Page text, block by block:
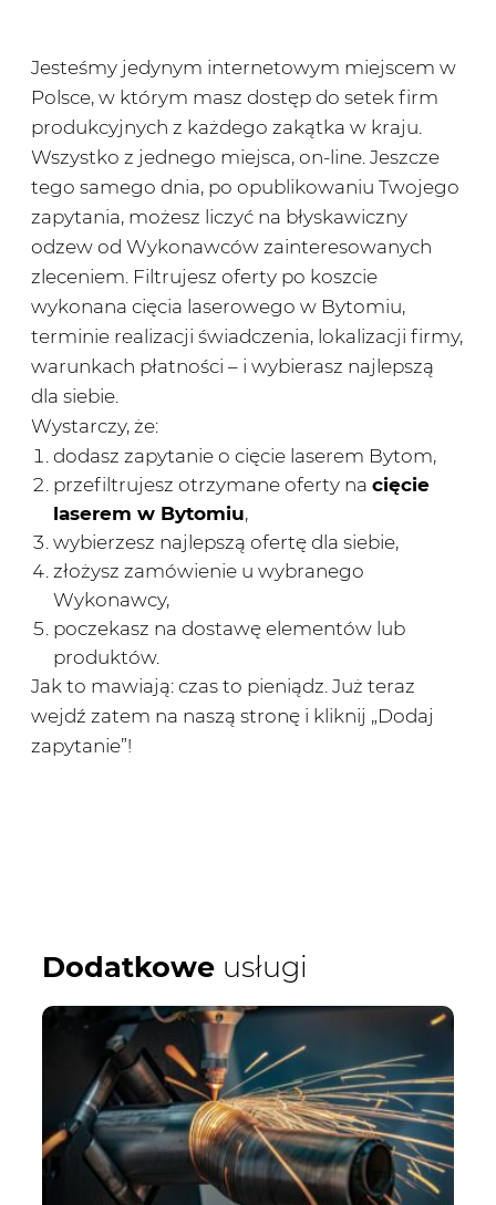
Jesteśmy jedynym internetowym miejscem w
Polsce, w którym masz dostęp do setek firm
produkcyjnych z każdego zakątka w kraju.
Wszystko z jednego miejsca, on-line. Jeszcze
tego samego dnia, po opublikowaniu Twojego
zapytania, możesz liczyć na błyskawiczny
odzew od Wykonawców zainteresowanych
zleceniem. Filtrujesz oferty po koszcie
wykonana cięcia laserowego w Bytomiu,
terminie realizacji świadczenia, lokalizacji firmy,
warunkach płatności – i wybierasz najlepszą
dla siebie.
Wystarczy, że:
dodasz zapytanie o cięcie laserem Bytom,
przefiltrujesz otrzymane oferty na cięcie
laserem w Bytomiu,
wybierzesz najlepszą ofertę dla siebie,
złożysz zamówienie u wybranego
Wykonawcy,
poczekasz na dostawę elementów lub
produktów.
Jak to mawiają: czas to pieniądz. Już teraz
wejdź zatem na naszą stronę i kliknij „Dodaj
zapytanie”!
Dodatkowe usługi